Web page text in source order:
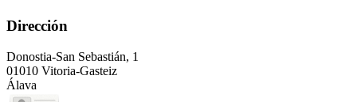
Dirección
Donostia-San Sebastián, 1
01010 Vitoria-Gasteiz
Álava